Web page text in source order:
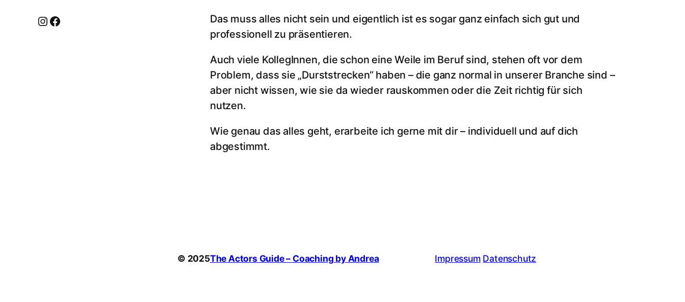
Instagram Facebook
Das muss alles nicht sein und eigentlich ist es sogar ganz einfach sich gut und
professionell zu präsentieren.
Auch viele KollegInnen, die schon eine Weile im Beruf sind, stehen oft vor dem
Problem, dass sie „Durststrecken“ haben – die ganz normal in unserer Branche sind –
aber nicht wissen, wie sie da wieder rauskommen oder die Zeit richtig für sich
nutzen.
Wie genau das alles geht, erarbeite ich gerne mit dir – individuell und auf dich
abgestimmt.
© 2025The Actors Guide – Coaching by Andrea Impressum Datenschutz